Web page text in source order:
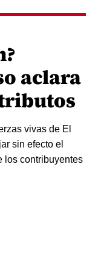
aclara
vivas de El
sin efecto el
los contribuyentes